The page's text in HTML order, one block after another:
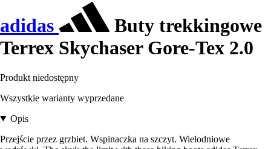
adidas
Buty trekkingowe
Terrex Skychaser Gore-Tex 2.0
Produkt niedostępny
Wszystkie warianty wyprzedane
Opis
Przejście przez grzbiet. Wspinaczka na szczyt. Wielodniowe